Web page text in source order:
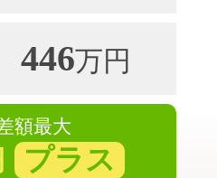
446万円
額最大
プラス